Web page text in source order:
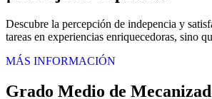
Descubre la percepción de indepencia y
tareas en experiencias enriquecedoras, sino
MÁS INFORMACIÓN
Grado Medio de